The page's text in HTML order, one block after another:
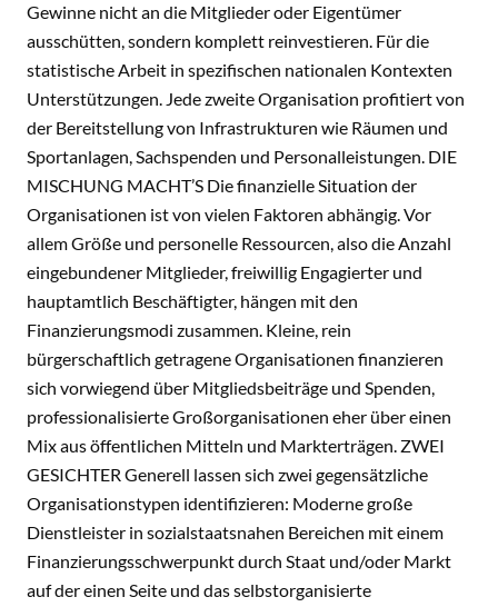
Gewinne nicht an die Mitglieder oder Eigentümer
ausschütten, sondern komplett reinvestieren. Für die
statistische Arbeit in spezifischen nationalen Kontexten
Unterstützungen. Jede zweite Organisation profitiert von
der Bereitstellung von Infrastrukturen wie Räumen und
Sportanlagen, Sachspenden und Personalleistungen. DIE
MISCHUNG MACHT’S Die finanzielle Situation der
Organisationen ist von vielen Faktoren abhängig. Vor
allem Größe und personelle Ressourcen, also die Anzahl
eingebundener Mitglieder, freiwillig Engagierter und
hauptamtlich Beschäftigter, hängen mit den
Finanzierungsmodi zusammen. Kleine, rein
bürgerschaftlich getragene Organisationen finanzieren
sich vorwiegend über Mitgliedsbeiträge und Spenden,
professionalisierte Großorganisationen eher über einen
Mix aus öffentlichen Mitteln und Markterträgen. ZWEI
GESICHTER Generell lassen sich zwei gegensätzliche
Organisationstypen identifizieren: Moderne große
Dienstleister in sozialstaatsnahen Bereichen mit einem
Finanzierungsschwerpunkt durch Staat und/oder Markt
auf der einen Seite und das selbstorganisierte